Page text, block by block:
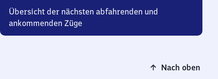
Übersicht der nächsten abfahrenden und
ankommenden Züge
Nach oben